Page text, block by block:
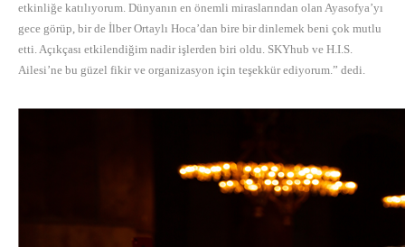
etkinliğe katılıyorum. Dünyanın en önemli miraslarından olan Ayasofya’yı
gece görüp, bir de İlber Ortaylı Hoca’dan bire bir dinlemek beni çok mutlu
etti. Açıkçası etkilendiğim nadir işlerden biri oldu. SKYhub ve H.I.S.
Ailesi’ne bu güzel fikir ve organizasyon için teşekkür ediyorum.” dedi.